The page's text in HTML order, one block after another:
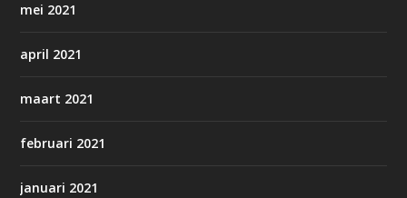
mei 2021
april 2021
maart 2021
februari 2021
januari 2021